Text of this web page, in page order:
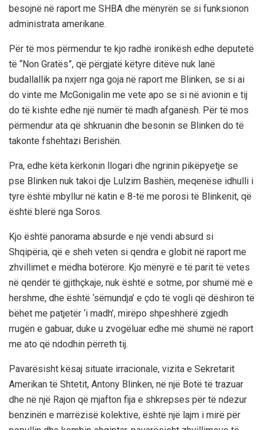
besojnë në raport me SHBA dhe mënyrën se si funksionon
administrata amerikane.
Për të mos përmendur te kjo radhë ironikësh edhe deputetë
të “Non Gratës”, që përgjatë këtyre ditëve nuk lanë
budallallik pa nxjerr nga goja në raport me Blinken, se si ai
do vinte me McGonigalin me vete apo se si në avionin e tij
do të kishte edhe një numër të madh afganësh. Për të mos
përmendur ata që shkruanin dhe besonin se Blinken do të
takonte fshehtazi Berishën.
Pra, edhe këta kërkonin llogari dhe ngrinin pikëpyetje se
pse Blinken nuk takoi dje Lulzim Bashën, meqenëse idhulli i
tyre është mbyllur në katin e 8-të me porosi të Blinkenit, që
është blerë nga Soros.
Kjo është panorama absurde e një vendi absurd si
Shqipëria, që e sheh veten si qendra e globit në raport me
zhvillimet e mëdha botërore. Kjo mënyrë e të parit të vetes
në qendër të gjithçkaje, nuk është e sotme, por shumë më e
hershme, dhe është ‘sëmundja’ e çdo të vogli që dëshiron të
bëhet me patjetër ‘i madh’, mirëpo shpeshherë zgjedh
rrugën e gabuar, duke u zvogëluar edhe më shumë në raport
me ato që ndodhin përreth tij.
Pavarësisht kësaj situate irracionale, vizita e Sekretarit
Amerikan të Shtetit, Antony Blinken, në një Botë të trazuar
dhe në një Rajon që mjafton fija e shkrepses për të ndezur
benzinën e marrëzisë kolektive, është një lajm i mirë për